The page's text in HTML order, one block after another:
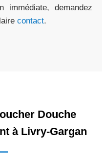
immédiate, demandez
contact.
Douche
à Livry-Gargan